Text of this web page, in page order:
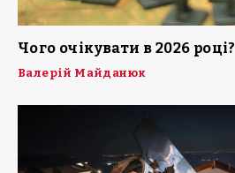
Чого очікувати в 2026 році?
Валерій Майданюк